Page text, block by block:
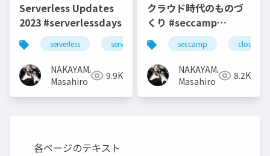
Serverless Updates
2023 #serverlessdays
serverless serverlessdays
NAKAYAMA
Masahiro
9.9K
クラウド時代のものづ
くり #seccamp
#seccamp2021b3
seccamp cloud
NAKAYAMA
Masahiro
8.2K
各ページのテキスト